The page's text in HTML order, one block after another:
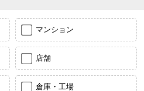
マンション
店舗
倉庫・工場